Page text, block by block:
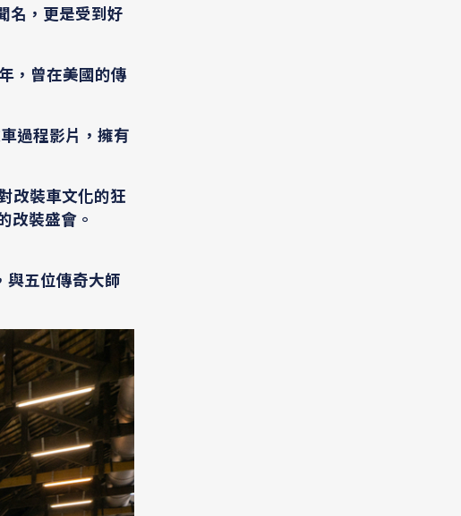
名，更是受到好
，曾在美國的傳
過程影片，擁有
改裝車文化的狂
改裝盛會。
與五位傳奇大師